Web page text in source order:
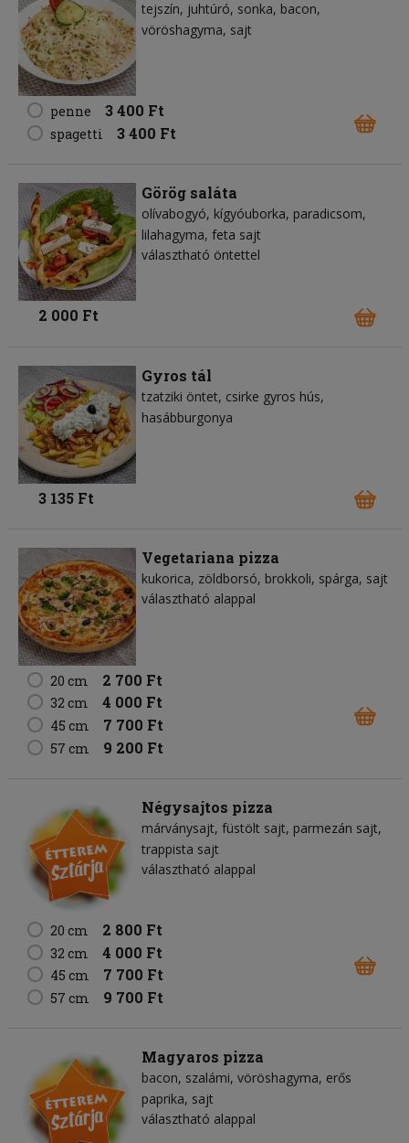
tejszín juhtúró sonka bacon
vöröshagyma sajt
penne 3 400 Ft
spagetti 3 400 Ft
Görög saláta
olívabogyó kígyóuborka paradicsom
lilahagyma feta sajt
választható öntettel
2 000 Ft
Gyros tál
tzatziki öntet csirke gyros hús
hasábburgonya
3 135 Ft
Vegetariana pizza
kukorica zöldborsó brokkoli spárga sajt
választható alappal
20 cm 2 700 Ft
32 cm 4 000 Ft
45 cm 7 700 Ft
57 cm 9 200 Ft
Négysajtos pizza
márványsajt füstölt sajt parmezán sajt
trappista sajt
választható alappal
20 cm 2 800 Ft
32 cm 4 000 Ft
45 cm 7 700 Ft
57 cm 9 700 Ft
Magyaros pizza
bacon szalámi vöröshagyma erős
paprika sajt
választható alappal